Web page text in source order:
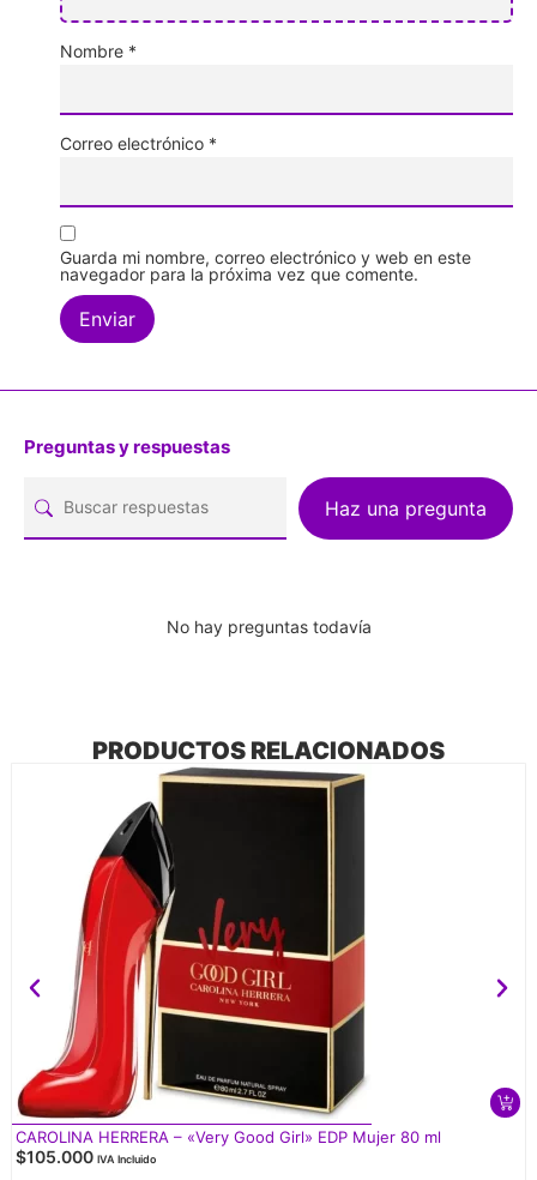
Nombre *
Correo electrónico *
Guarda mi nombre, correo electrónico y web en este
navegador para la próxima vez que comente.
Preguntas y respuestas
Haz una pregunta
No hay preguntas todavía
PRODUCTOS RELACIONADOS
CAROLINA HERRERA – «Very Good Girl» EDP Mujer 80 ml
$105.000 IVA Incluido